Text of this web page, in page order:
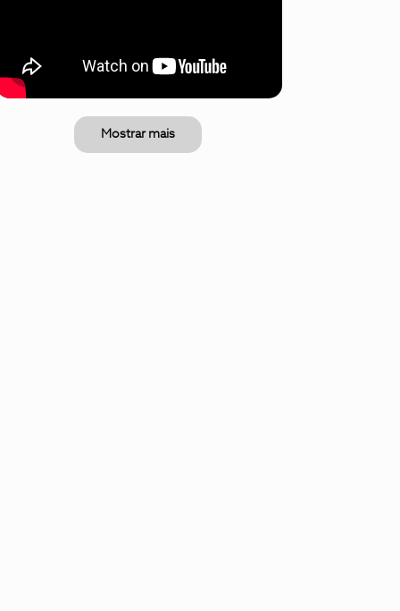
Mostrar mais